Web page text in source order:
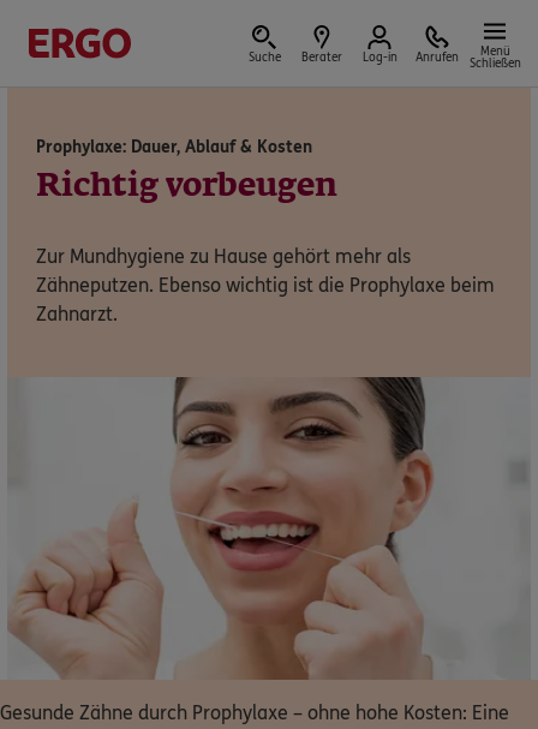
Suche Berater Log-in Anrufen
Menü
Schließen
Versicherungen & Finanzen
Reform der privaten Altersvorsorge
Jetzt informieren
Nicht sicher, was Sie benötigen?
Dann lassen Sie sich helfen.
Prophylaxe: Dauer, Ablauf & Kosten
Richtig vorbeugen
Zur Mundhygiene zu Hause gehört mehr als
Zähneputzen. Ebenso wichtig ist die Prophylaxe beim
Zahnarzt.
Gesunde Zähne durch Prophylaxe – ohne hohe Kosten: Eine